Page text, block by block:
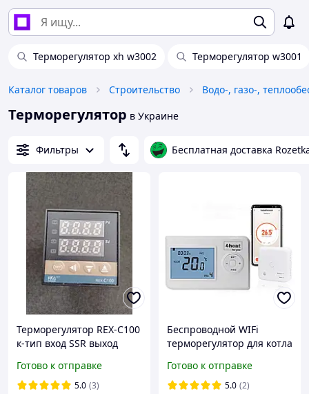
Терморегулятор xh w3002 Терморегулятор w3001
Каталог товаров Строительство Водо-, газо-,
Терморегулятор в Украине
Фильтры Бесплатная доставка
Терморегулятор REX-C100
к-тип вход SSR выход
Готово к отправке
5.0 (3)
Беспроводной WIFi
терморегулятор для котла
Готово к отправке
5.0 (2)